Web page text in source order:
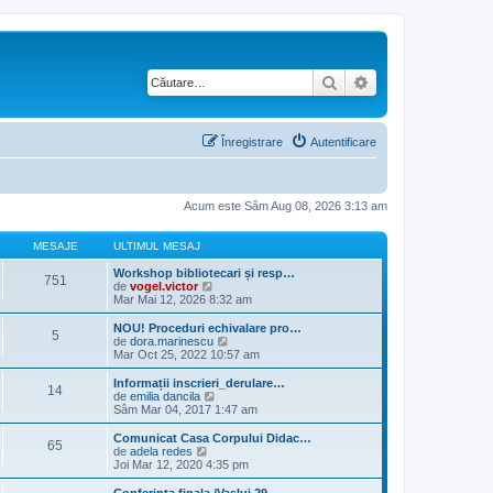
Căutare
Autentificare
Înregistrare
Acum este Sâm Aug 08, 2026 3:13 am
MESAJE ULTIMUL MESAJ
751
Workshop bibliotecari și resp…
de vogel.victor
e
z
i
u
l
i
m
u
l
e
a
j
Mar Mai 12, 2026 8:32 am
5
NOU! Proceduri echivalare pro…
de dora.marinescu
e
z
i
l
m
Mar Oct 25, 2022 10:57 am
14
Informații inscrieri_derulare…
de emilia dancila
e
z
i
l
i
Sâm Mar 04, 2017 1:47 am
65
Comunicat Casa Corpului Didac…
de adela redes
e
z
i
Joi Mar 12, 2020 4:35 pm